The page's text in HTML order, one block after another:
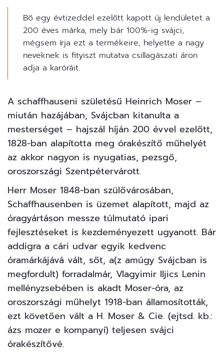
Bő egy évtizeddel ezelőtt kapott új lendületet a
200 éves márka, mely bár 100%-ig svájci,
mégsem írja ezt a termékeire, helyette a nagy
neveknek is fityiszt mutatva csillagászati áron
adja a karóráit.
A schaffhauseni születésű Heinrich Moser –
miután hazájában, Svájcban kitanulta a
mesterséget – hajszál híján 200 évvel ezelőtt,
1828-ban alapította meg órakészítő műhelyét
az akkor nagyon is nyugatias, pezsgő,
oroszországi Szentpétervárott.
Herr Moser 1848-ban szülővárosában,
Schaffhausenben is üzemet alapított, majd az
óragyártáson messze túlmutató ipari
fejlesztéseket is kezdeményezett ugyanott. Bár
addigra a cári udvar egyik kedvenc
óramárkájává vált, sőt, a(z amúgy Svájcban is
megfordult) forradalmár, Vlagyimir Iljics Lenin
mellényzsebében is akadt Moser-óra, az
oroszországi műhelyt 1918-ban államosították,
ezt követően vált a H. Moser & Cie. (ejtsd. kb.:
ázs mozer e kompanyí) teljesen svájci
órakészítővé.